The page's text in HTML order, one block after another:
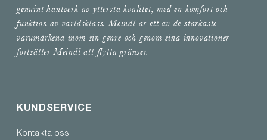
genuint hantverk av yttersta kvalitet, med en komfort och
funktion av världsklass. Meindl är ett av de starkaste
varumärkena inom sin genre och genom sina innovationer
fortsätter Meindl att flytta gränser.
KUNDSERVICE
Kontakta oss